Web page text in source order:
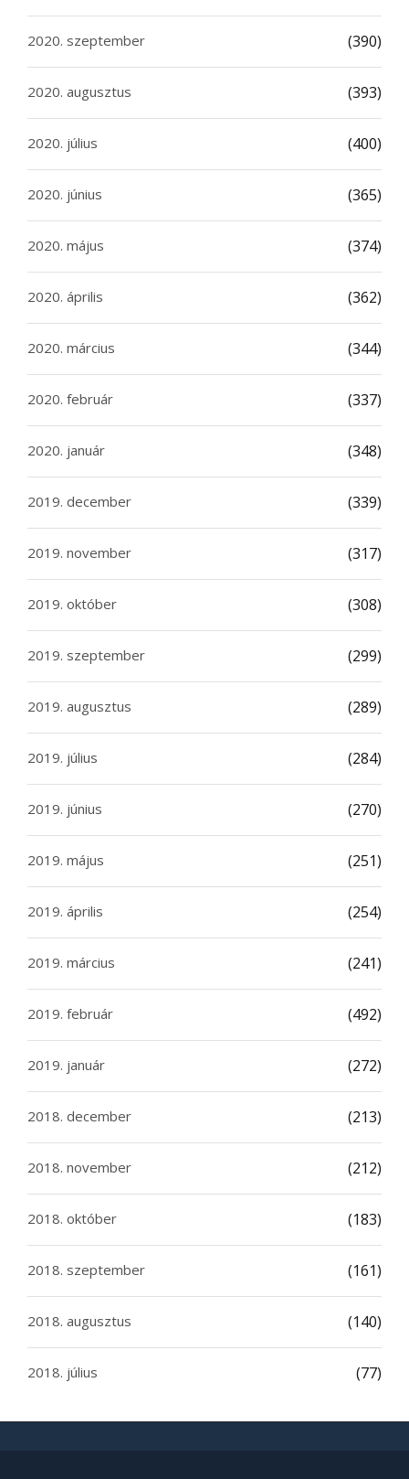
2020. szeptember (390)
2020. augusztus (393)
2020. július (400)
2020. június (365)
2020. május (374)
2020. április (362)
2020. március (344)
2020. február (337)
2020. január (348)
2019. december (339)
2019. november (317)
2019. október (308)
2019. szeptember (299)
2019. augusztus (289)
2019. július (284)
2019. június (270)
2019. május (251)
2019. április (254)
2019. március (241)
2019. február (492)
2019. január (272)
2018. december (213)
2018. november (212)
2018. október (183)
2018. szeptember (161)
2018. augusztus (140)
2018. július (77)